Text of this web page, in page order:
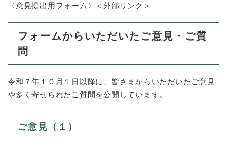
〈意見提出用フォーム〉 ＜外部リンク＞
フォームからいただいたご意見・ご質
問
令和７年１０月１日以降に、皆さまからいただいたご意見
や多く寄せられたご質問を公開しています。
ご意見（１）